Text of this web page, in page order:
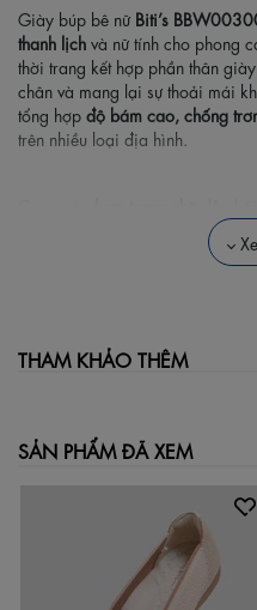
Giày búp bê nữ Biti’s
thanh lịch và nữ tính cho phong
thời trang kết hợp phần thân
chân và mang lại sự thoải mái
tổng hợp độ bám cao, chống
trên nhiều loại địa hình.
dạo phố, giúp bạn biến hóa
chọn lý tưởng cho những buổi
Đặc điểm nổi bật:
Chất liệu mềm mại giúp
Đế chống trượt bền bỉ, an
Phù hợp nhiều hoàn
Thông số kỹ thuật:
THAM KHẢO THÊM
SẢN PHẨM ĐÃ XEM